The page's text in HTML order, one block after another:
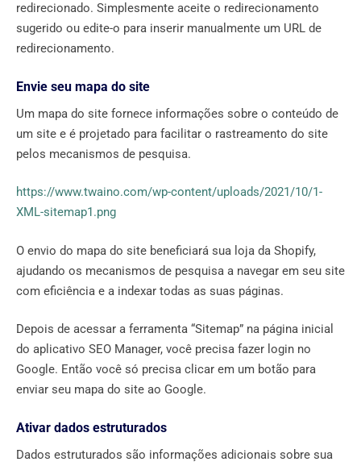
redirecionado. Simplesmente aceite o redirecionamento
sugerido ou edite-o para inserir manualmente um URL de
redirecionamento.
Envie seu mapa do site
Um mapa do site fornece informações sobre o conteúdo de
um site e é projetado para facilitar o rastreamento do site
pelos mecanismos de pesquisa.
https://www.twaino.com/wp-content/uploads/2021/10/1-
XML-sitemap1.png
O envio do mapa do site beneficiará sua loja da Shopify,
ajudando os mecanismos de pesquisa a navegar em seu site
com eficiência e a indexar todas as suas páginas.
Depois de acessar a ferramenta “Sitemap” na página inicial
do aplicativo SEO Manager, você precisa fazer login no
Google. Então você só precisa clicar em um botão para
enviar seu mapa do site ao Google.
Ativar dados estruturados
Dados estruturados são informações adicionais sobre sua